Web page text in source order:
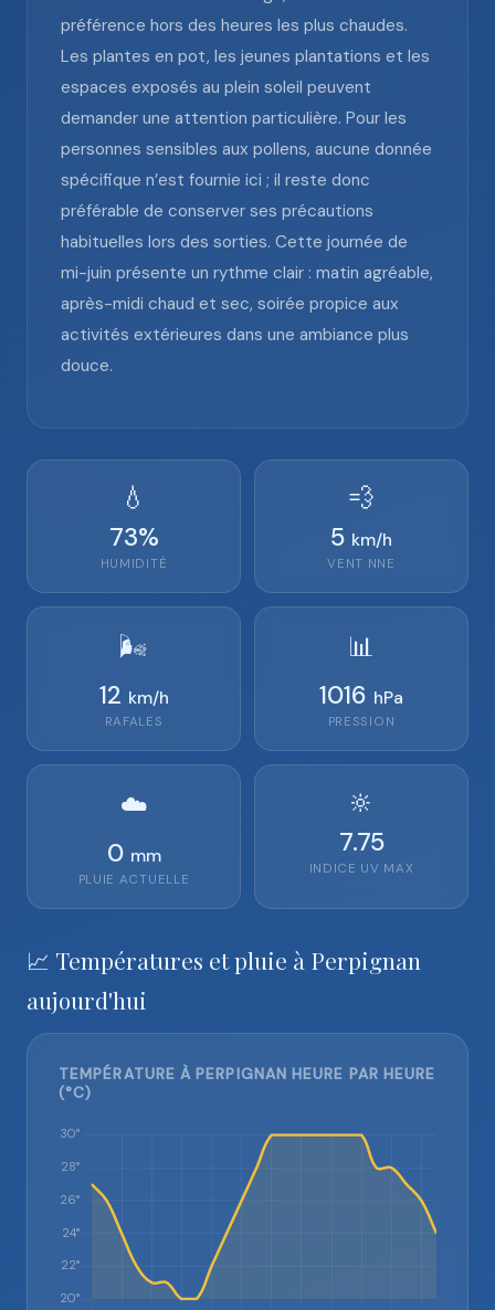
préférence hors des heures les plus chaudes.
Les plantes en pot, les jeunes plantations et les
espaces exposés au plein soleil peuvent
demander une attention particulière. Pour les
personnes sensibles aux pollens, aucune donnée
spécifique n’est fournie ici ; il reste donc
préférable de conserver ses précautions
habituelles lors des sorties. Cette journée de
mi-juin présente un rythme clair : matin agréable,
après-midi chaud et sec, soirée propice aux
activités extérieures dans une ambiance plus
douce.
💧
73%
HUMIDITÉ
💨
5 km/h
VENT NNE
🌬️
12 km/h
RAFALES
📊
1016 hPa
PRESSION
☁️
0 mm
PLUIE ACTUELLE
🔆
7.75
INDICE UV MAX
📈 Températures et pluie à Perpignan
aujourd'hui
TEMPÉRATURE À PERPIGNAN HEURE PAR HEURE
(°C)